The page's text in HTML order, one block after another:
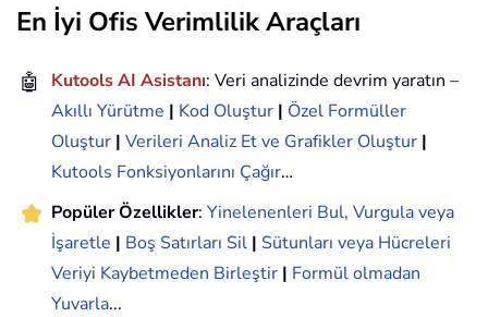
En İyi Ofis Verimlilik Araçları
🤖 Kutools AI Asistanı: Veri analizinde devrim yaratın –
Akıllı Yürütme | Kod Oluştur | Özel Formüller
Oluştur | Verileri Analiz Et ve Grafikler Oluştur |
Kutools Fonksiyonlarını Çağır…
Popüler Özellikler: Yinelenenleri Bul, Vurgula veya
İşaretle | Boş Satırları Sil | Sütunları veya Hücreleri
Veriyi Kaybetmeden Birleştir | Formül olmadan
Yuvarla...